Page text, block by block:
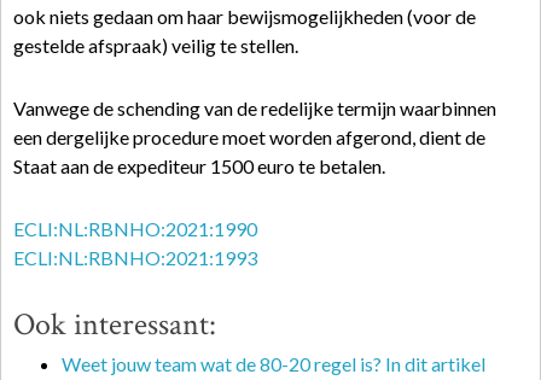
ook niets gedaan om haar bewijsmogelijkheden (voor de
gestelde afspraak) veilig te stellen.
Vanwege de schending van de redelijke termijn waarbinnen
een dergelijke procedure moet worden afgerond, dient de
Staat aan de expediteur 1500 euro te betalen.
ECLI:NL:RBNHO:2021:1990
ECLI:NL:RBNHO:2021:1993
Ook interessant:
Weet jouw team wat de 80-20 regel is? In dit artikel